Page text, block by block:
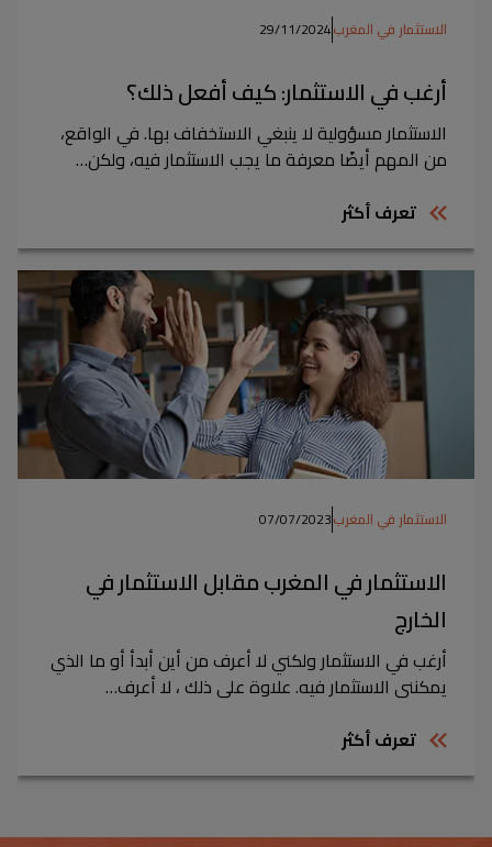
الاستثمار في المغرب29/11/2024
أرغب في الاستثمار: كيف أفعل ذلك؟
الاستثمار مسؤولية لا ينبغي الاستخفاف بها. في الواقع،
من المهم أيضًا معرفة ما يجب الاستثمار فيه، ولكن…
تعرف أكثر
الاستثمار في المغرب07/07/2023
الاستثمار في المغرب مقابل الاستثمار في
الخارج
أرغب في الاستثمار ولكني لا أعرف من أين أبدأ أو ما الذي
يمكنني الاستثمار فيه. علاوة على ذلك ، لا أعرف…
تعرف أكثر